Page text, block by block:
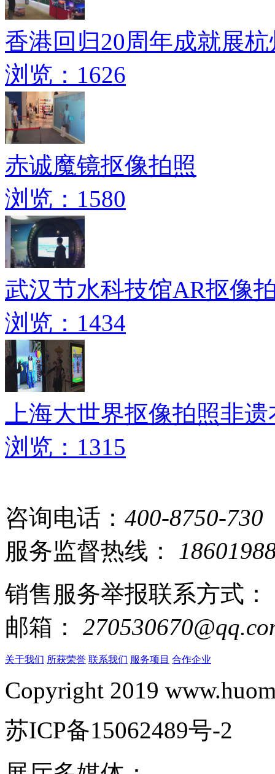
香港回归20周年成就展
浏览：1626
赤诚魔镜抠像拍照
浏览：1580
武汉节水科技馆AR抠像
浏览：1434
上海大世界抠像拍照非
浏览：1315
咨询电话： 400-8750-730
服务监督热线：
销售服务举报联系方式：
邮箱：
关于我们 所获荣誉 联系我们 服务项目 合作企业
Copyright 2019
苏ICP备15062489号-2